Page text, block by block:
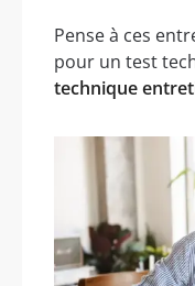
Pense à ces
pour un test
technique